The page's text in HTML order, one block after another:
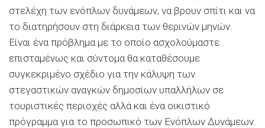
στελέχη των ενόπλων δυνάμεων, να βρουν σπίτι και να
το διατηρήσουν στη διάρκεια των θερινών μηνών.
Είναι ένα πρόβλημα με το οποίο ασχολούμαστε
επισταμένως και σύντομα θα καταθέσουμε
συγκεκριμένο σχέδιο για την κάλυψη των
στεγαστικών αναγκών δημοσίων υπαλλήλων σε
τουριστικές περιοχές αλλά και ένα οικιστικό
πρόγραμμα για το προσωπικό των Ενόπλων Δυνάμεων.